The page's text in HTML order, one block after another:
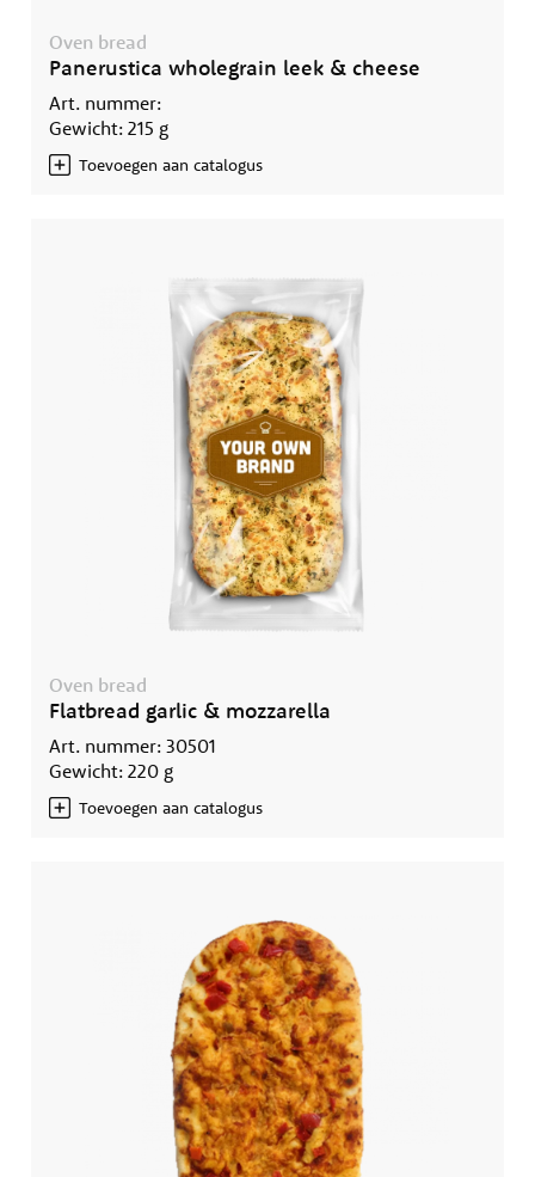
Oven bread
Panerustica wholegrain leek & cheese
Art. nummer:
Gewicht: 215 g
Toevoegen aan catalogus
Oven bread
Flatbread garlic & mozzarella
Art. nummer: 30501
Gewicht: 220 g
Toevoegen aan catalogus